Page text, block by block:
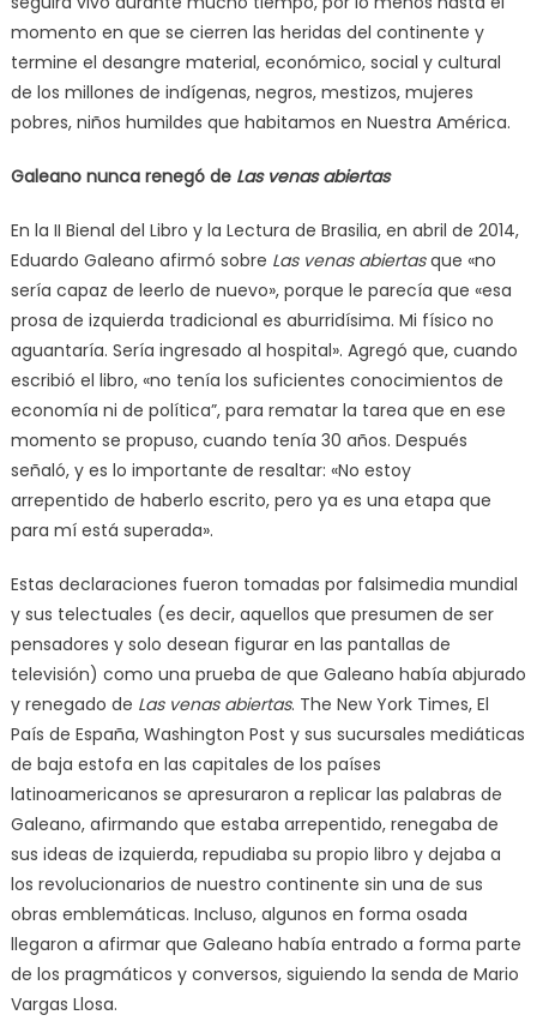
momento en que se cierren las heridas del continente y
termine el desangre material, económico, social y cultural
de los millones de indígenas, negros, mestizos, mujeres
pobres, niños humildes que habitamos en Nuestra América.
Galeano nunca renegó de Las venas abiertas
En la II Bienal del Libro y la Lectura de Brasilia, en abril de 2014,
Eduardo Galeano afirmó sobre Las venas abiertasque «no
sería capaz de leerlo de nuevo», porque le parecía que «esa
prosa de izquierda tradicional es aburridísima. Mi físico no
aguantaría. Sería ingresado al hospital». Agregó que, cuando
escribió el libro, «no tenía los suficientes conocimientos de
economía ni de política”, para rematar la tarea que en ese
momento se propuso, cuando tenía 30 años. Después
señaló, y es lo importante de resaltar: «No estoy
arrepentido de haberlo escrito, pero ya es una etapa que
para mí está superada».
Estas declaraciones fueron tomadas por falsimedia mundial
y sus telectuales (es decir, aquellos que presumen de ser
pensadores y solo desean figurar en las pantallas de
televisión) como una prueba de que Galeano había abjurado
y renegado de Las venas abiertas. The New York Times, El
País de España, Washington Post y sus sucursales mediáticas
de baja estofa en las capitales de los países
latinoamericanos se apresuraron a replicar las palabras de
Galeano, afirmando que estaba arrepentido, renegaba de
sus ideas de izquierda, repudiaba su propio libro y dejaba a
los revolucionarios de nuestro continente sin una de sus
obras emblemáticas. Incluso, algunos en forma osada
llegaron a afirmar que Galeano había entrado a forma parte
de los pragmáticos y conversos, siguiendo la senda de Mario
Vargas Llosa.